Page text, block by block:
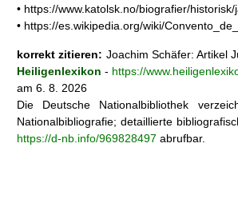
• https://www.katolsk.no/biografier/
• https://es.wikipedia.org/wiki/
korrekt zitieren: Joachim Schäfer: Artikel
Heiligenlexikon - https://
am 6. 8. 2026
Die Deutsche Nationalbibliothek
Nationalbibliografie; detaillierte
https://d-nb.info/969828497 abrufbar.